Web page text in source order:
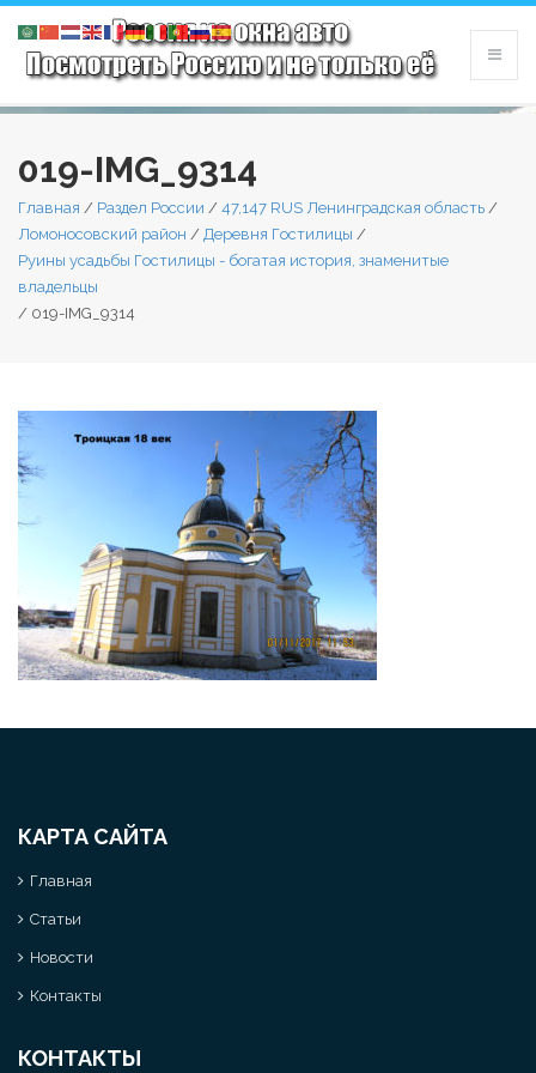
019-IMG_9314
Главная / Раздел России / 47,147 RUS Ленинградская область /
Ломоносовский район / Деревня Гостилицы /
Руины усадьбы Гостилицы - богатая история, знаменитые
владельцы
/ 019-IMG_9314
КАРТА САЙТА
Главная
Статьи
Новости
Контакты
КОНТАКТЫ